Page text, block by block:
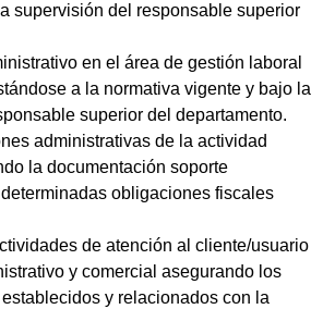
supervisión del responsable superior
en el área de gestión laboral
a la normativa vigente y bajo la
superior del departamento.
administrativas de la actividad
la documentación soporte
obligaciones fiscales
de atención al cliente/usuario
y comercial asegurando los
y relacionados con la